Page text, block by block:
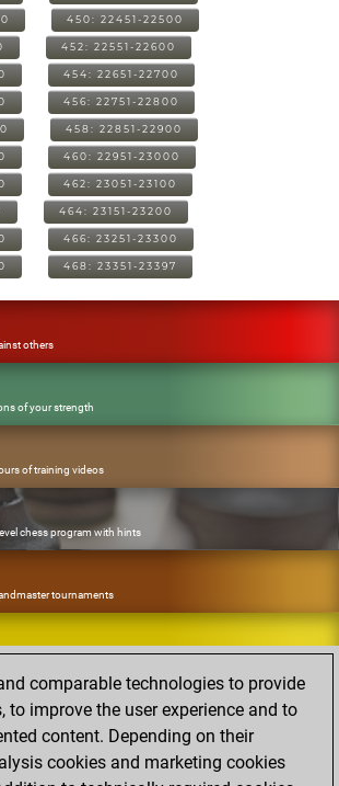
450: 22451-22500
452: 22551-22600
454: 22651-22700
456: 22751-22800
458: 22851-22900
460: 22951-23000
462: 23051-23100
464: 23151-23200
466: 23251-23300
468: 23351-23397
others
of your strength
of training videos
chess program with hints
tournaments
your openings
own games in the cloud
comparable technologies to provide
to improve the user experience and to
content. Depending on their
cookies and marketing cookies